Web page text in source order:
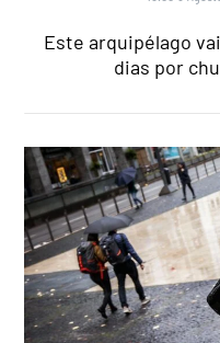
Este arquipélago
dias por